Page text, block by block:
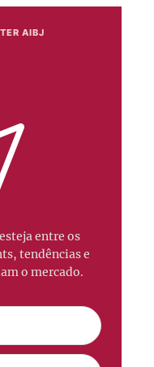
AIBJ
entre os
tendências e
o mercado.